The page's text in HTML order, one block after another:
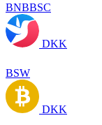
BNBBSC
DKK
BSW
DKK